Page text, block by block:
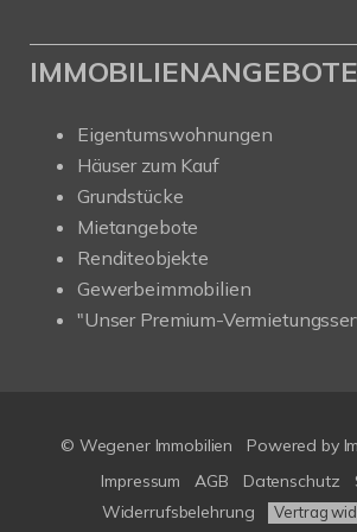
IMMOBILIENANGEBOTE
Eigentumswohnungen
Häuser zum Kauf
Grundstücke
Mietangebote
Renditeobjekte
Gewerbeimmobilien
"Unser Premium-
© Wegener Immobilien Powered by
Impressum
AGB Datenschutz
Widerrufsbelehrung
Vertrag